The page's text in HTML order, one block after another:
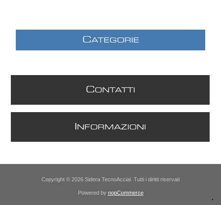
CATEGORIE
CONTATTI
NFORMAZIONI
Copyright © 2026 Sidera TecnoAcciai. Tutti i diritti riservati
Powered by nopCommerce